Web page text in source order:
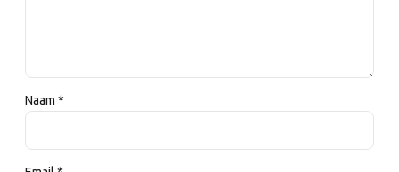
Naam *